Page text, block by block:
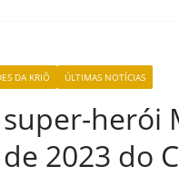
DA KRIÔ ÚLTIMAS NOTÍCIAS
herói
2023 do